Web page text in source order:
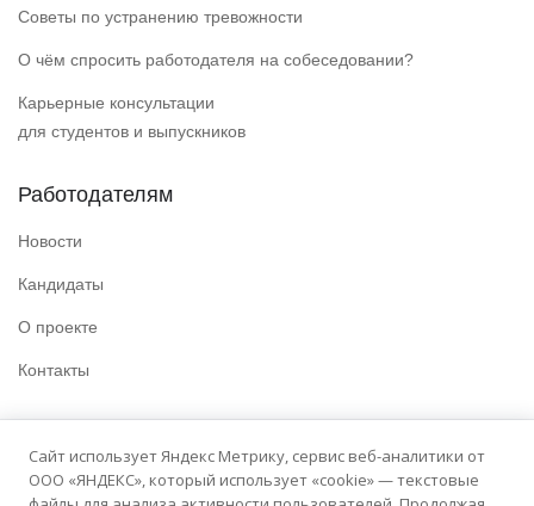
Советы по устранению тревожности
О чём спросить работодателя на собеседовании?
Карьерные консультации
для студентов и выпускников
Работодателям
Новости
Кандидаты
О проекте
Контакты
Политика конфиденциальности
Сайт использует Яндекс Метрику, сервис веб-аналитики от
ООО «ЯНДЕКС», который использует «cookie» — текстовые